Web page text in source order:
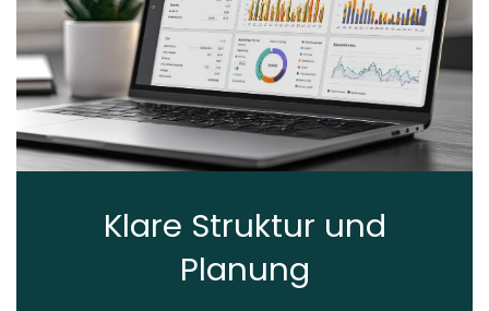
Klare Struktur und
Planung